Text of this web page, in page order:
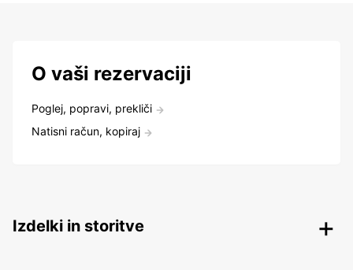
O vaši rezervaciji
Poglej, popravi, prekliči
Natisni račun, kopiraj
Izdelki in storitve